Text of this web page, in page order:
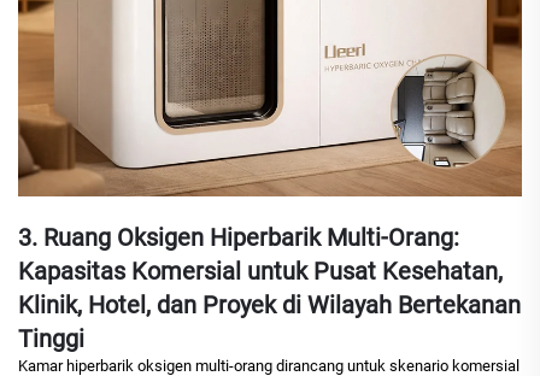
3. Ruang Oksigen Hiperbarik Multi-Orang:
Kapasitas Komersial untuk Pusat Kesehatan,
Klinik, Hotel, dan Proyek di Wilayah Bertekanan
Tinggi
Kamar hiperbarik oksigen multi-orang dirancang untuk skenario komersial